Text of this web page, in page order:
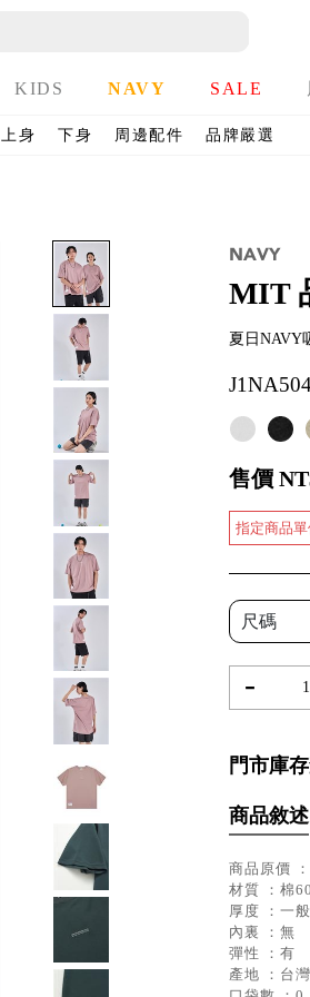
KIDS NAVY SALE
上身 下身 周邊配件 品牌嚴選
MIT
夏日NAVY
售價
指定商品
尺碼
-
門市庫
商品敘述
商品原價
材質 ：棉
厚度 ：一般
內裏 ：無
彈性 ：有
產地 ：台灣